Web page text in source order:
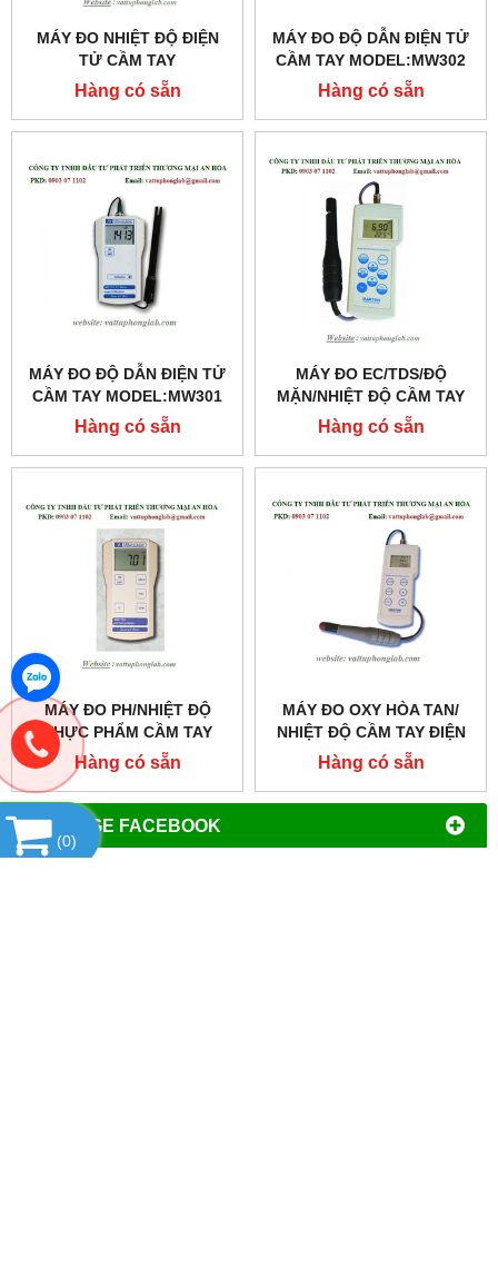
FANPAGE FACEBOOK
MÁY ĐO NHIỆT ĐỘ ĐIỆN
TỬ CẦM TAY
MODEL:TH300
Hàng có sẵn
MÁY ĐO ĐỘ DẪN ĐIỆN TỬ
CẦM TAY MODEL:MW302
Hàng có sẵn
MÁY ĐO ĐỘ DẪN ĐIỆN TỬ
CẦM TAY MODEL:MW301
Hàng có sẵn
MÁY ĐO EC/TDS/ĐỘ
MẶN/NHIỆT ĐỘ CẦM TAY
ĐIỆN TỬ MODEL:MI306
Hàng có sẵn
MÁY ĐO PH/NHIỆT ĐỘ
THỰC PHẨM CẦM TAY
ĐIỆN TỬ MODEL:MW102
Hàng có sẵn
MÁY ĐO OXY HÒA TAN/
NHIỆT ĐỘ CẦM TAY ĐIỆN
TỬ MODEL:MI605
Hàng có sẵn
(0)